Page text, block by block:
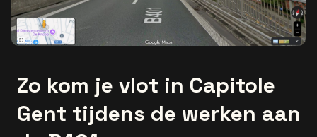
Zo kom je vlot in Capitole
Gent tijdens de werken aan